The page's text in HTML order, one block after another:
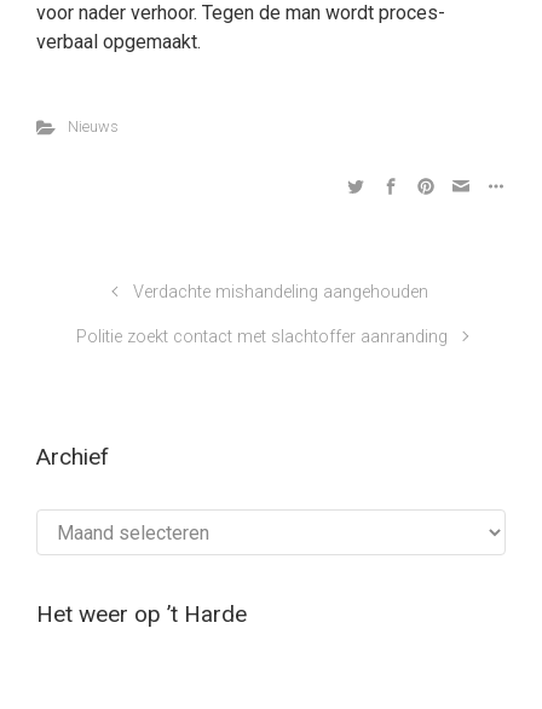
voor nader verhoor. Tegen de man wordt proces-
verbaal opgemaakt.
Nieuws
Verdachte mishandeling aangehouden
Politie zoekt contact met slachtoffer aanranding
Archief
Het weer op ’t Harde